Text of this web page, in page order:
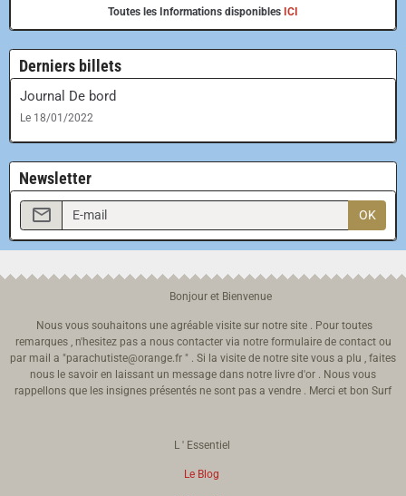
Toutes les Informations disponibles ICI
Derniers billets
Journal De bord
Le 18/01/2022
Newsletter
OK
Bonjour et Bienvenue
Nous vous souhaitons une agréable visite sur notre site . Pour toutes
remarques , n'hesitez pas a nous contacter via notre formulaire de contact ou
par mail a "parachutiste@orange.fr " . Si la visite de notre site vous a plu , faites
nous le savoir en laissant un message dans notre livre d'or . Nous vous
rappellons que les insignes présentés ne sont pas a vendre . Merci et bon Surf
L ' Essentiel
Le Blog